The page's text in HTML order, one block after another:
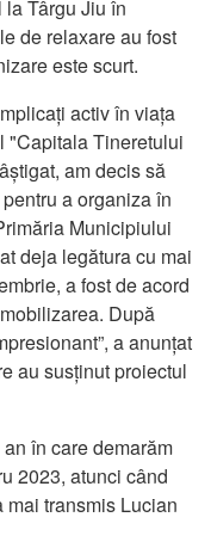
Târgu Jiu în
de relaxare au fost
este scurt.
activ în viața
"Capitala Tineretului
am decis să
a organiza în
Municipiului
deja legătura cu mai
a fost de acord
După
a anunțat
au susținut proiectul
în care demarăm
2023, atunci când
mai transmis Lucian